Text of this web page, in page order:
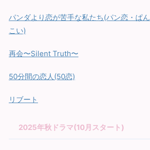
パンダより恋が苦手な私たち(パン恋・ぱん
こい)
再会〜Silent Truth〜
50分間の恋人(50恋)
リブート
2025年秋ドラマ(10月スタート)